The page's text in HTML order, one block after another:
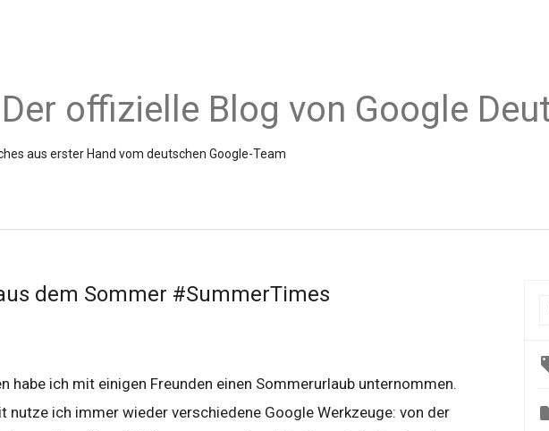
Der offizielle Blog von Google
aus erster Hand vom deutschen Google-Team
dem Sommer #SummerTimes
habe ich mit einigen Freunden einen Sommerurlaub unternommen.
nutze ich immer wieder verschiedene Google Werkzeuge: von der